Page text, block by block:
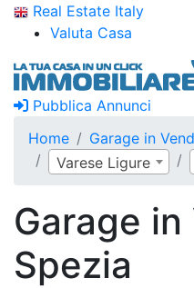
Real Estate Italy
Valuta Casa
Pubblica Annunci
Home
Garage in
Varese Ligure
Garage
Spezia